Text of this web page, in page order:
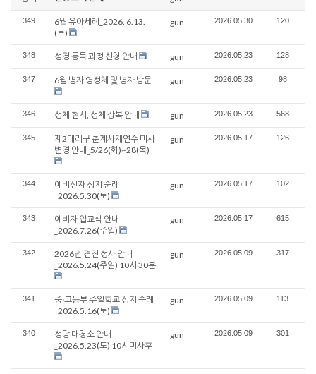
349
6월 유아세례_2026. 6.13.
(토)
gun 2026.05.30 120
348 성경 통독 과정 신청 안내 gun 2026.05.23 128
347 6월 병자 영성체 및 병자 방문 gun 2026.05.23 98
346 성체 현시, 성체 강복 안내 gun 2026.05.23 568
345
제2대리구 춘계사제연수 미사
변경 안내_5/26(화)~28(목)
gun 2026.05.17 126
344
예비신자 성지 순례
_2026.5.30(토)
gun 2026.05.17 102
343
예비자 입교식 안내
_2026.7.26(주일)
gun 2026.05.17 615
342
2026년 견진 성사 안내
_2026.5.24(주일) 10시 30분
gun 2026.05.09 317
341
중·고등부 주일학교 성지 순례
_2026.5.16(토)
gun 2026.05.09 113
340
성당 대청소 안내
_2026.5.23(토) 10시미사후
gun 2026.05.09 301